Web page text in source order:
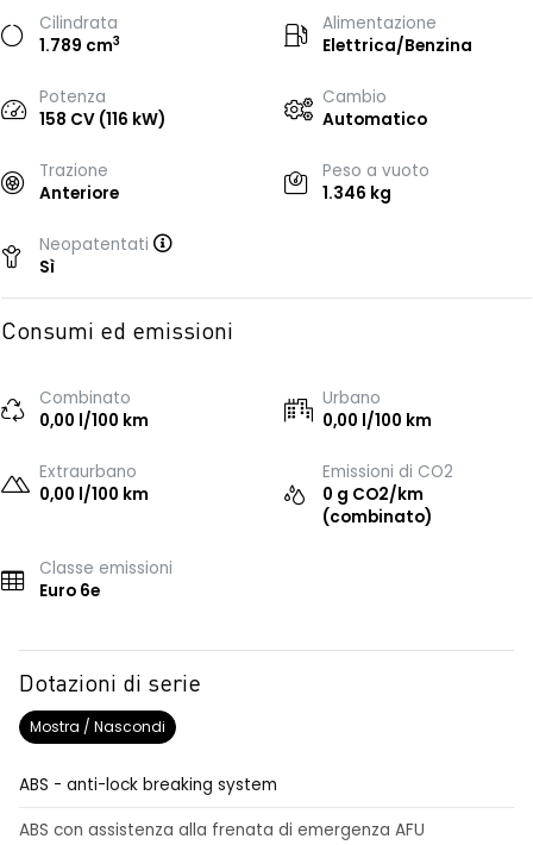
Cilindrata
1.789 cm3
Alimentazione
Elettrica/Benzina
Potenza
158 CV (116 kW)
Cambio
Automatico
Trazione
Anteriore
Peso a vuoto
1.346 kg
Neopatentati
Sì
Consumi ed emissioni
Combinato
0,00 l/100 km
Urbano
0,00 l/100 km
Extraurbano
0,00 l/100 km
Emissioni di CO2
0 g CO2/km
(combinato)
Classe emissioni
Euro 6e
Dotazioni di serie
Mostra / Nascondi
ABS - anti-lock breaking system
ABS con assistenza alla frenata di emergenza AFU